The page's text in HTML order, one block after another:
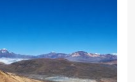
PIB minero impacta el
crecimiento regional: Banco
Central reporta resultados